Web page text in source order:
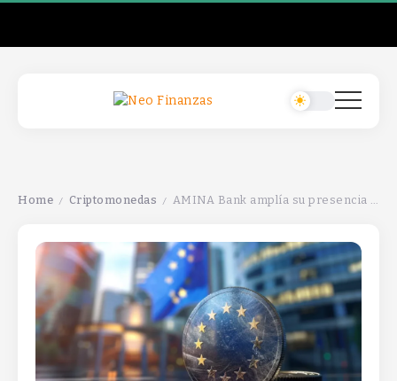
Home / Criptomonedas / AMINA Bank amplía su presencia en la UE al obtener la licencia MiCA en Austria.